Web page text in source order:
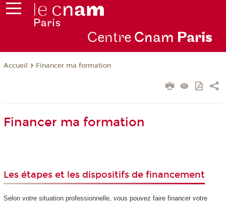
Centre Cnam Paris
Accueil Financer ma formation
Financer ma formation
Les étapes et les dispositifs de financement
Selon votre situation professionnelle, vous pouvez faire financer votre